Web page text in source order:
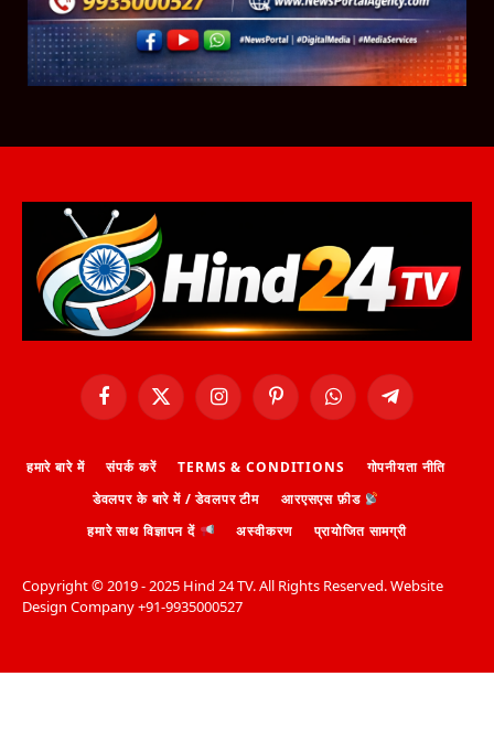
FacebookX
InstagramPinterestWhatsAppTelegram
हमारे बारे में संपर्क करें TERMS & CONDITIONS
गोपनीयता नीति
डेवलपर के बारे में / डेवलपर टीम
आरएसएस फ़ीड
हमारे साथ विज्ञापन दें
अस्वीकरण प्रायोजित सामग्री
Copyright ©️ 2019 - 2025 Hind 24 TV. All Rights Reserved. Website
Design Company +91-9935000527